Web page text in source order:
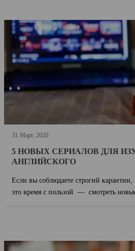
31 Март 2020
5 НОВЫХ СЕРИАЛОВ ДЛЯ
АНГЛИЙСКОГО
Если вы соблюдаете строгий карантин,
это время с пользой — смотреть